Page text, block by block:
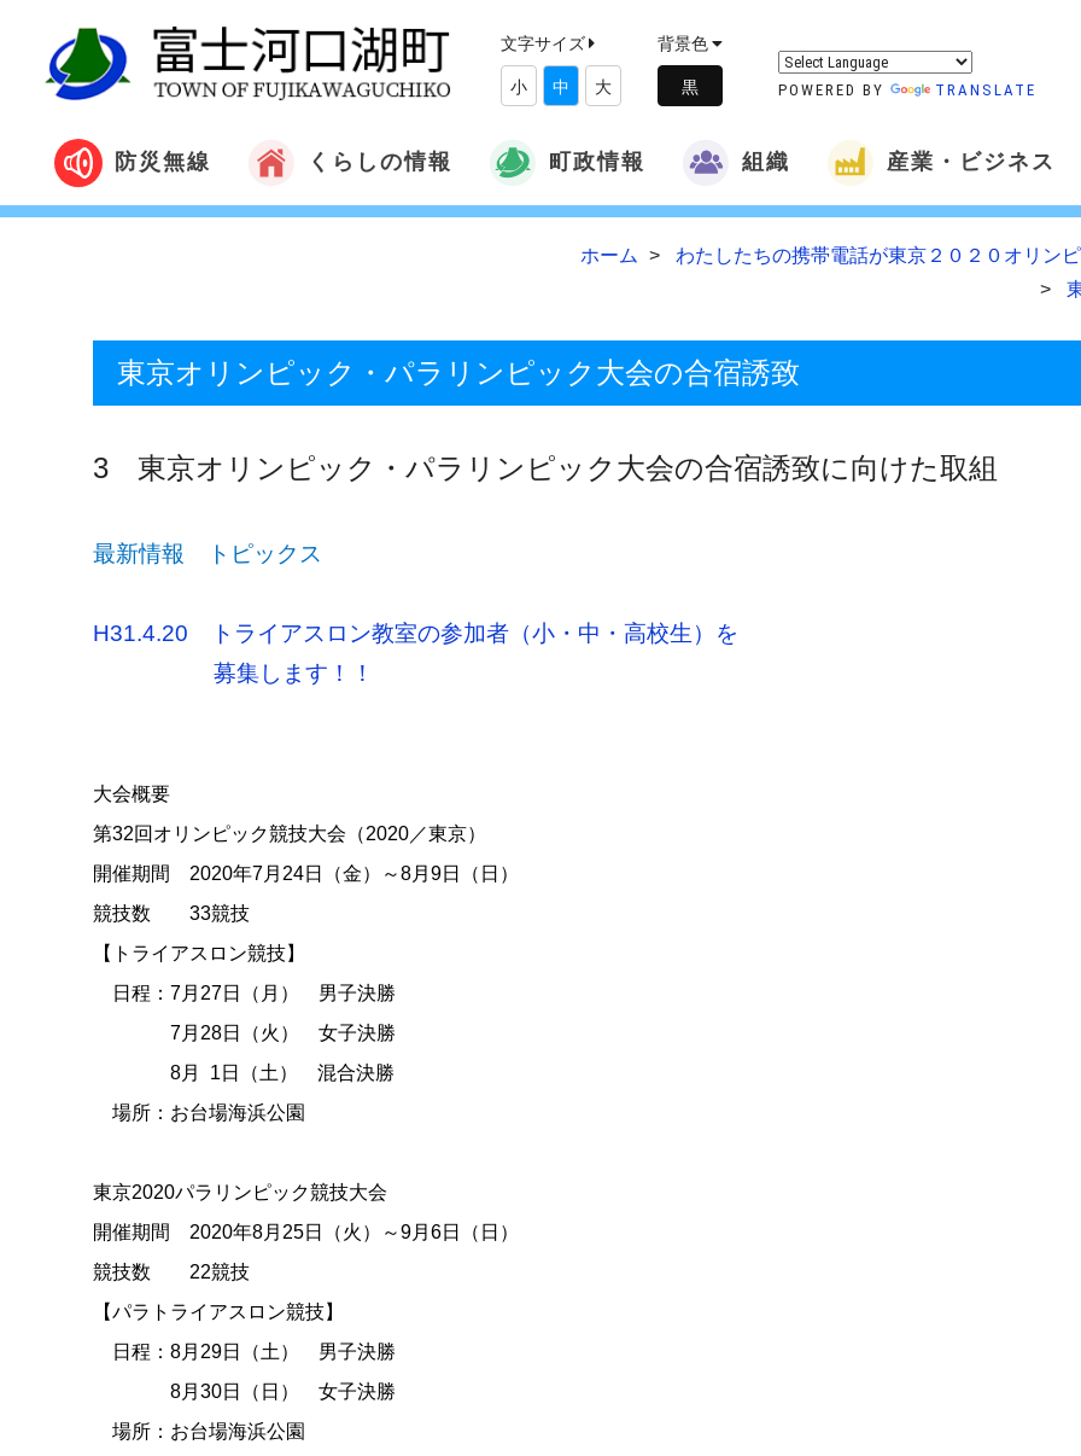
文字サイズ
小 中 大
背景色
POWERED BY TRANSLATE
防災無線 くらしの情報 町政情報 組織 産業・ビジネス
ホーム
わたしたちの携帯電話が東京２０２０オリン
東京オリンピック・パラリンピック大会の合宿誘致
3 東京オリンピック・パラリンピック大会の合宿誘致に向けた取組
最新情報 トピックス
H31.4.20 トライアスロン教室の参加者（小・中・高校生）を
募集します！！
大会概要
第32回オリンピック競技大会（2020／東京）
開催期間 2020年7月 24日（金）～8月 9日（日）
競技数 33競技
【トライアスロン競技】
日程：7月27日（月） 男子決勝
7月28日（火） 女子決勝
8月 1日（土） 混合決勝
場所：お台場海浜公園
東京2020パラリンピック競技大会
開催期間 2020年8月 25日（火）～9月 6日（日）
競技数 22競技
【パラトライアスロン競技】
日程：8月 29日（土） 男子決勝
8月 30日（日） 女子決勝
場所：お台場海浜公園